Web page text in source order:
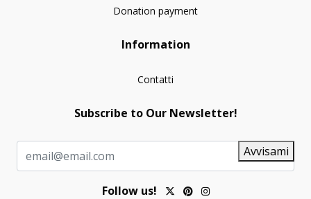
Donation payment
Information
Contatti
Subscribe to Our Newsletter!
Avvisami
Follow us!